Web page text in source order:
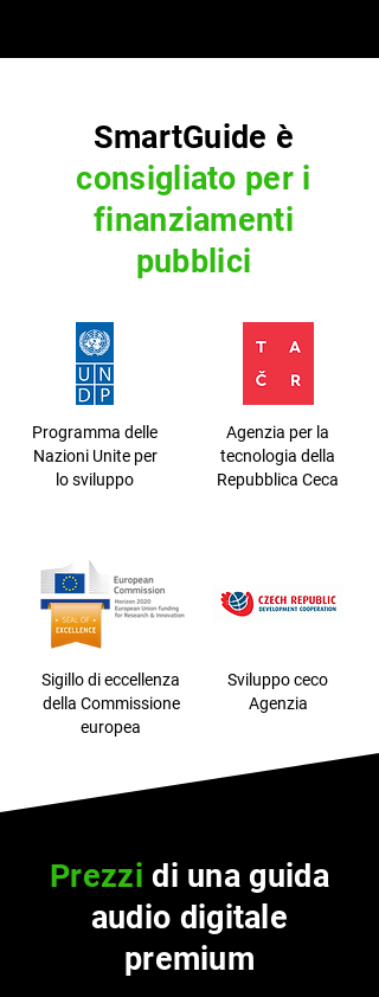
SmartGuide è
consigliato per i
finanziamenti
pubblici
Programma delle
Nazioni Unite per
lo sviluppo
Sigillo di eccellenza
della Commissione
europea
Agenzia per la
tecnologia della
Repubblica Ceca
Sviluppo ceco
Agenzia
Prezzi di una guida
audio digitale
premium